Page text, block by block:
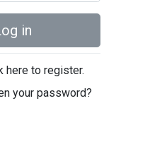
in
here to register.
your password?